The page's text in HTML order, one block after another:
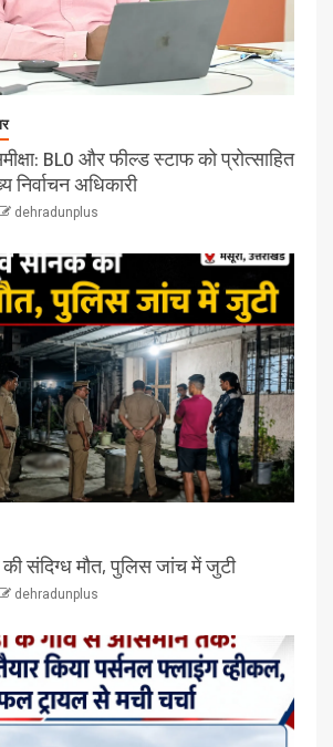
BLO और फील्ड स्टाफ को प्रोत्साहित
अधिकारी
dehradunplus
संदिग्ध मौत, पुलिस जांच में जुटी
dehradunplus